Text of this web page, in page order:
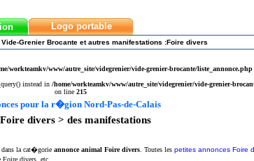
Logo portable
Grenier Brocante et autres manifestations :Foire divers
workteamkv/www/autre_site/videgrenier/vide-grenier-brocante/liste_annonce.php
instead in /home/workteamkv/www/autre_site/videgrenier/vide-grenier-
on line 215
pour la r�gion Nord-Pas-de-Calais
divers > des manifestations
dans la cat�gorie annonce animal Foire divers . Toutes les petites annonces Foire
divers, etc .